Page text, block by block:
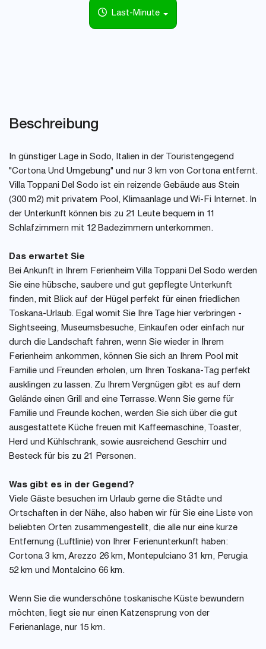
Last-Minute
Beschreibung
In günstiger Lage in Sodo, Italien in der Touristengegend
"Cortona Und Umgebung" und nur 3 km von Cortona entfernt.
Villa Toppani Del Sodo ist ein reizende Gebäude aus Stein
(300 m2) mit privatem Pool, Klimaanlage und Wi-Fi Internet. In
der Unterkunft können bis zu 21 Leute bequem in 11
Schlafzimmern mit 12 Badezimmern unterkommen.
Das erwartet Sie
Bei Ankunft in Ihrem Ferienheim Villa Toppani Del Sodo werden
Sie eine hübsche, saubere und gut gepflegte Unterkunft
finden, mit Blick auf der Hügel perfekt für einen friedlichen
Toskana-Urlaub. Egal womit Sie Ihre Tage hier verbringen -
Sightseeing, Museumsbesuche, Einkaufen oder einfach nur
durch die Landschaft fahren, wenn Sie wieder in Ihrem
Ferienheim ankommen, können Sie sich an Ihrem Pool mit
Familie und Freunden erholen, um Ihren Toskana-Tag perfekt
ausklingen zu lassen. Zu Ihrem Vergnügen gibt es auf dem
Gelände einen Grill and eine Terrasse. Wenn Sie gerne für
Familie und Freunde kochen, werden Sie sich über die gut
ausgestattete Küche freuen mit Kaffeemaschine, Toaster,
Herd und Kühlschrank, sowie ausreichend Geschirr und
Besteck für bis zu 21 Personen.
Was gibt es in der Gegend?
Viele Gäste besuchen im Urlaub gerne die Städte und
Ortschaften in der Nähe, also haben wir für Sie eine Liste von
beliebten Orten zusammengestellt, die alle nur eine kurze
Entfernung (Luftlinie) von Ihrer Ferienunterkunft haben:
Cortona 3 km, Arezzo 26 km, Montepulciano 31 km, Perugia
52 km und Montalcino 66 km.
Wenn Sie die wunderschöne toskanische Küste bewundern
möchten, liegt sie nur einen Katzensprung von der
Ferienanlage, nur 15 km.